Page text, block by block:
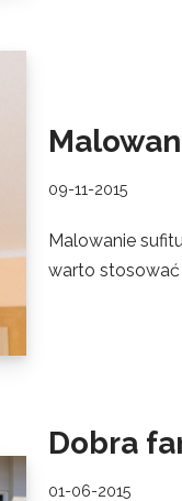
09-11-2015
Malowanie
warto stosować
Dobra
01-06-2015